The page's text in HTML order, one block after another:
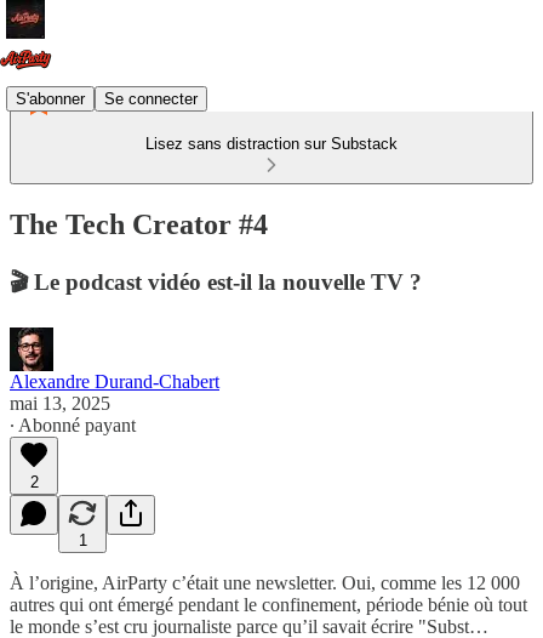
S'abonner Se connecter
Lisez sans distraction sur Substack
The Tech Creator #4
🎬 Le podcast vidéo est-il la nouvelle TV ?
Alexandre Durand-Chabert
mai 13, 2025
∙ Abonné payant
2
1
À l’origine, AirParty c’était une newsletter. Oui, comme les 12 000
autres qui ont émergé pendant le confinement, période bénie où tout
le monde s’est cru journaliste parce qu’il savait écrire "Subst…